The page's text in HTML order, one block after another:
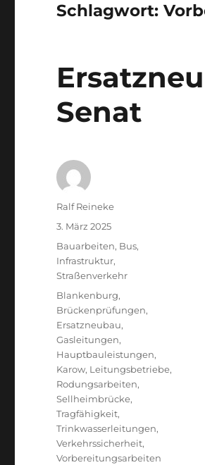
Schlagwort:
Senat
Autor
Ralf Reineke
Veröffentlicht
3. März 2025
Kategorien
Bauarbeiten, Bus,
Infrastruktur,
Straßenverkehr
Schlagwörter
Blankenburg,
Brückenprüfungen,
Ersatzneubau,
Gasleitungen,
Hauptbauleistungen,
Karow, Leitungsbetriebe,
Rodungsarbeiten,
Sellheimbrücke,
Tragfähigkeit,
Trinkwasserleitungen,
Verkehrssicherheit,
Vorbereitungsarbeiten